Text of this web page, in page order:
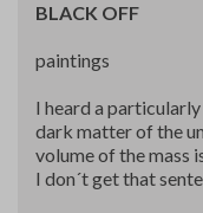
BLACK OFF
paintings
I heard a
dark matter of the
volume of the mass
I don´t get that